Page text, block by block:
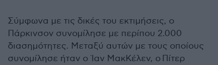
Σύμφωνα με τις δικές του εκτιμήσεις, ο
Πάρκινσον συνομίλησε με περίπου 2.000
διασημότητες. Μεταξύ αυτών με τους οποίους
συνομίλησε ήταν ο Ίαν ΜακΚέλεν, ο Πίτερ